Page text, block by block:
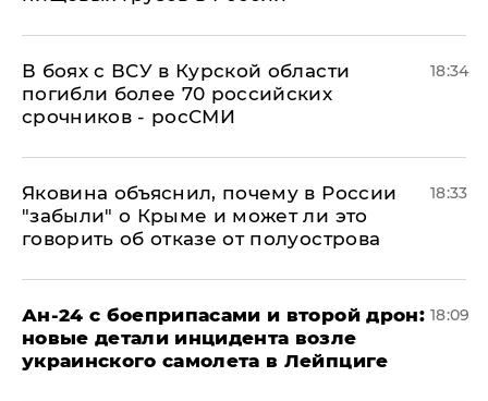
В боях с ВСУ в Курской области
погибли более 70 российских
срочников - росСМИ
18:34
Яковина объяснил, почему в России
"забыли" о Крыме и может ли это
говорить об отказе от полуострова
18:33
Ан-24 с боеприпасами и второй дрон:
новые детали инцидента возле
украинского самолета в Лейпциге
18:09